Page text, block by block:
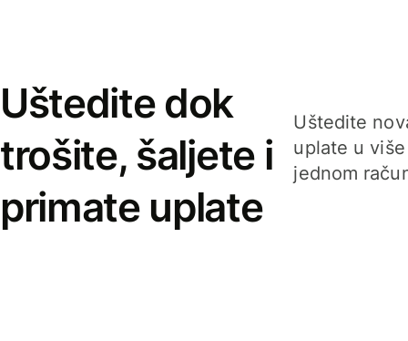
Uštedite dok
trošite, šaljete i
primate uplate
Uštedite
uplate u
jednom